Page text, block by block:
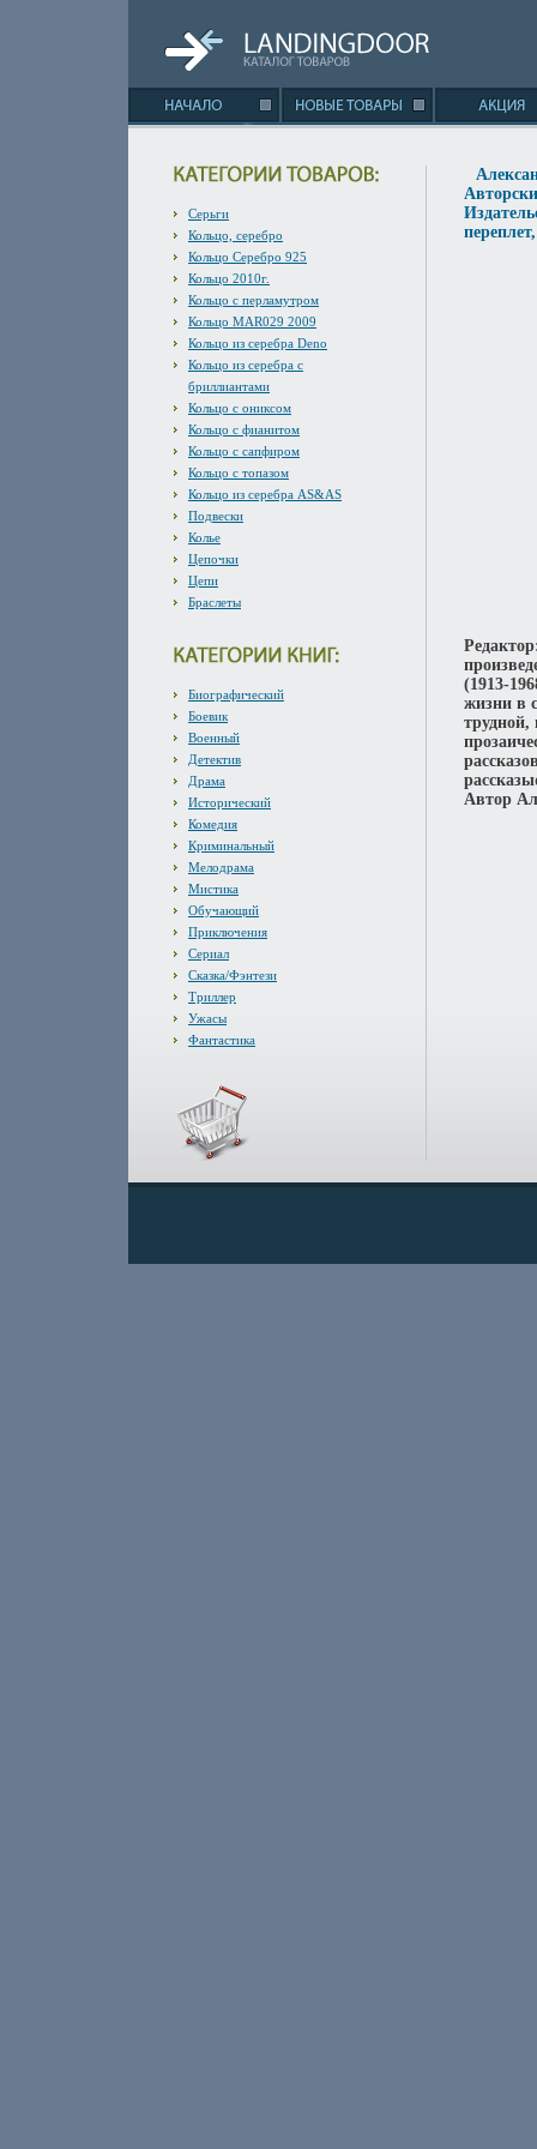
Серьги
Кольцо, серебро
Кольцо Серебро 925
Кольцо 2010г.
Кольцо с перламутром
Кольцо MAR029 2009
Кольцо из серебра Deno
Кольцо из серебра с
бриллиантами
Кольцо с ониксом
Кольцо с фианитом
Кольцо с сапфиром
Кольцо с топазом
Кольцо из серебра AS&AS
Подвески
Колье
Цепочки
Цепи
Браслеты
Биографический
Боевик
Военный
Детектив
Драма
Исторический
Комедия
Криминальный
Мелодрама
Мистика
Обучающий
Приключения
Сериал
Сказка/Фэнтези
Триллер
Ужасы
Фантастика
(1913-
жизни в
трудной,
Автор